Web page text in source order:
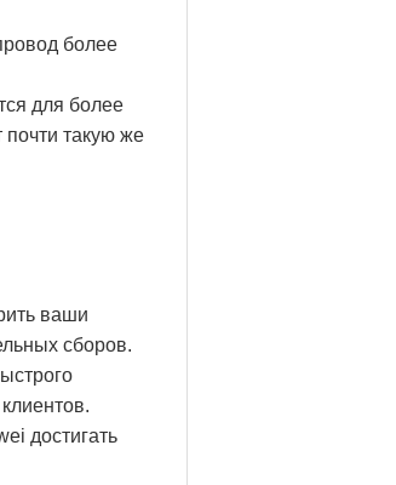
более
для более
такую же
ваши
сборов.
достигать